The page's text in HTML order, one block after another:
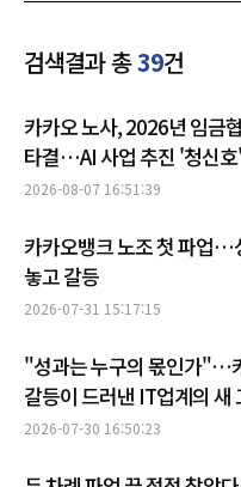
검색결과 총39건
카카오 노사, 2026년 임금
타결…AI 사업 추진 '청신호'
2026-08-07 16:51:39
카카오뱅크 노조 첫 파업…
놓고 갈등
2026-07-31 15:17:15
"성과는 누구의 몫인가"…
갈등이 드러낸 IT업계의 새
2026-07-30 16:50:23